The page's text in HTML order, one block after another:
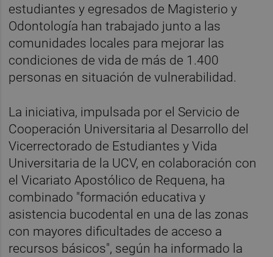
estudiantes y egresados de Magisterio y
Odontología han trabajado junto a las
comunidades locales para mejorar las
condiciones de vida de más de 1.400
personas en situación de vulnerabilidad.
La iniciativa, impulsada por el Servicio de
Cooperación Universitaria al Desarrollo del
Vicerrectorado de Estudiantes y Vida
Universitaria de la UCV, en colaboración con
el Vicariato Apostólico de Requena, ha
combinado "formación educativa y
asistencia bucodental en una de las zonas
con mayores dificultades de acceso a
recursos básicos", según ha informado la